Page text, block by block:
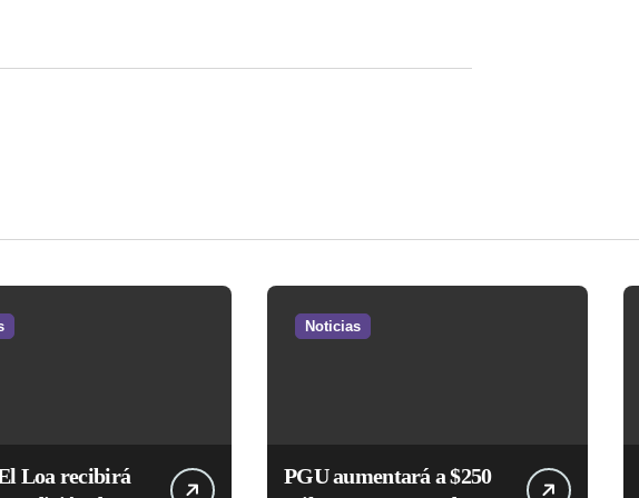
Loa recibirá
Noticias
PGU aumentará a $250